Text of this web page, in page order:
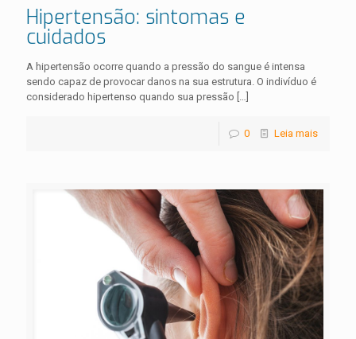
Hipertensão: sintomas e
cuidados
A hipertensão ocorre quando a pressão do sangue é intensa
sendo capaz de provocar danos na sua estrutura. O indivíduo é
considerado hipertenso quando sua pressão
0 Leia mais